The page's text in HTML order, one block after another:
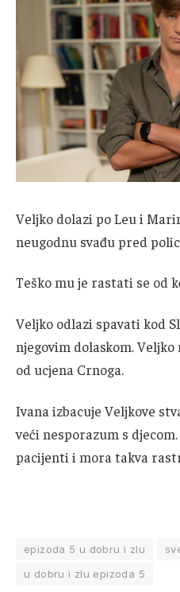
Veljko dolazi po Leu i
neugodnu svađu pred
Teško mu je rastati se od
Veljko odlazi spavati kod
njegovim dolaskom.
od ucjena Crnoga.
Ivana izbacuje Veljkove
veći nesporazum s
pacijenti i mora takva
epizoda 5 u dobru i zlu
u dobru i zlu epizoda 5